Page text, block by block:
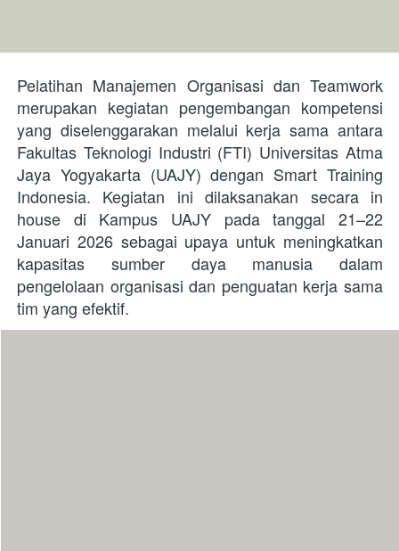
Pelatihan Manajemen Organisasi dan Teamwork
merupakan kegiatan pengembangan kompetensi
yang diselenggarakan melalui kerja sama antara
Fakultas Teknologi Industri (FTI) Universitas Atma
Jaya Yogyakarta (UAJY) dengan Smart Training
Indonesia. Kegiatan ini dilaksanakan secara in
house di Kampus UAJY pada tanggal 21–22
Januari 2026 sebagai upaya untuk meningkatkan
kapasitas sumber daya manusia dalam
pengelolaan organisasi dan penguatan kerja sama
tim yang efektif.